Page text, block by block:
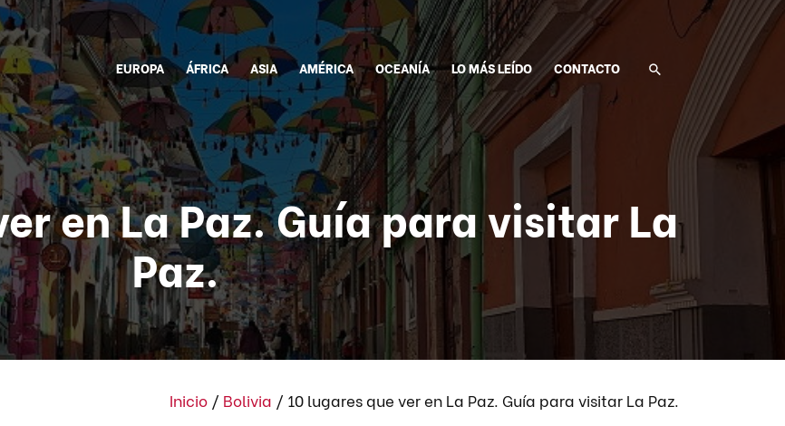
EUROPA ÁFRICA ASIA AMÉRICA OCEANÍA LO MÁS LEÍDO CONTACTO
en La Paz. Guía para visitar La
Paz.
Inicio / Bolivia / 10 lugares que ver en La Paz. Guía para visitar La Paz.